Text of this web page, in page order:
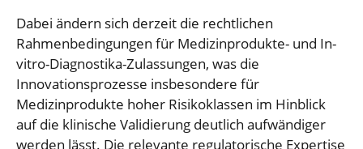
Dabei ändern sich derzeit die rechtlichen
Rahmenbedingungen für Medizinprodukte- und In-
vitro-Diagnostika-Zulassungen, was die
Innovationsprozesse insbesondere für
Medizinprodukte hoher Risikoklassen im Hinblick
auf die ­klinische Validierung deutlich aufwändiger
werden lässt. Die relevante regulatorische Expertise